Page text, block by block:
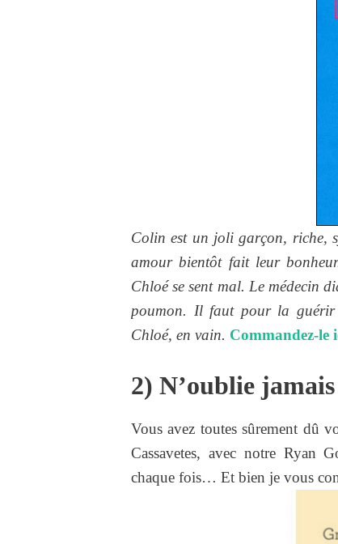
Colin est un joli garçon, riche,
amour bientôt fait leur
Chloé se sent mal. Le médecin
poumon. Il faut pour la
Chloé, en vain. Commandez-le
2) N’oublie
Vous avez toutes sûrement dû
Cassavetes, avec notre Ryan
chaque fois… Et bien je vous